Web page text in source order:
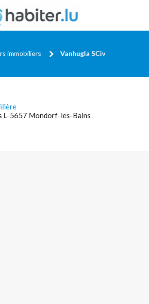
immobiliers Vanhugla SCiv
L-5657 Mondorf-les-Bains